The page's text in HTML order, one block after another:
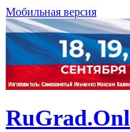
Мобильная версия